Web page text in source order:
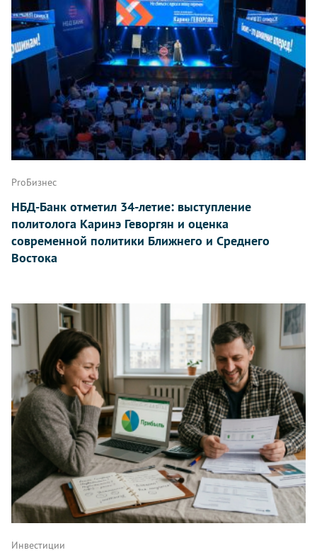
ProБизнес
НБД-Банк отметил 34-летие: выступление
политолога Каринэ Геворгян и оценка
современной политики Ближнего и Среднего
Востока
Инвестиции